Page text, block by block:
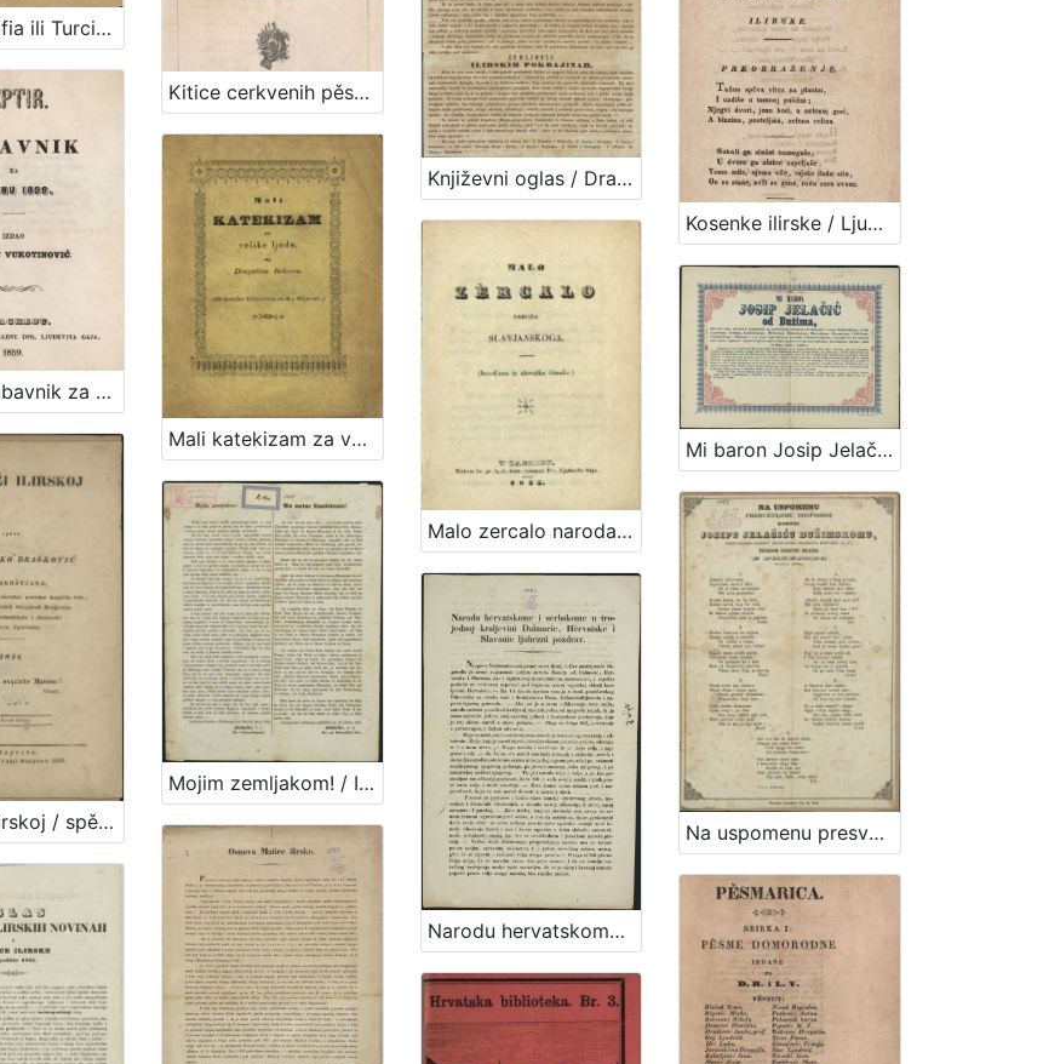
Juran i Sofia ili Turci kod Siska, junačka igra u trih činih / spisao Ivan Kukuljević Sakcinski. U Zagrebu, 1839.
Kitice cerkvenih pěsamah s napěvi / za razne prigode sastavio Pavao Stoos
Književni oglas / Dragutin Seljan
Kosenke ilirske / Ljudevit Gay
Leptir : zabavnik za godinu... / uredio Ljudevit Vukotinović
Mali katekizam za velike ljude : (Mit deutscher Uebersetzung von R. v. Zlatarović.)/ od Dragutina Rakovca.
Malo zercalo naroda slavjanskoga : (izvadjeno iz slovačke čitanke) / [JKS].
Mi baron Josip Jelačić od Bužima, ban harvatski ... svemu harvatskomu i slavonskomu narodu i puku od Boga pomoć i pozdrav : [Akoprem je već u kraljevinah Harvatskoj i Slavonii proglašeno, da je svaka urbarialska daća, tlaka i desetina carkvena dotargnuta, ...]
Mladeži ilirskoj / spěva Janko Drašković od Trakoštjana
Mojim zemljakom! / Iz glavnog kvartira u Zvölfaxingu kod Beča 24. listop. 1848. Jelačić, v. r. ban i feldmaršallajtnant
Narodu hervatskomu i serbskome u trojednoj kraljevivi Dalmacie, Hervatske i Slavonie ljubezni pozdrav / Jelačić, ban
Na uspomenu presvětlomu gospodinu baronu Josipu Jelačiću Bužimskomu, perve banske narodne graničarske regimente pukovniku (P. N.) prigodom njegovog dolazka u Pokupsko / od Pavla Štoosa